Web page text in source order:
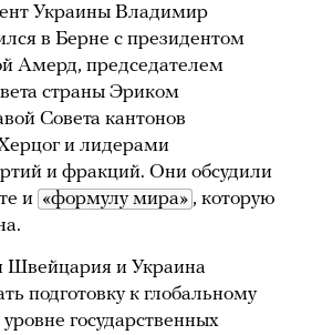
Украины Владимир
в Берне с президентом
Амерд, председателем
страны Эриком
Совета кантонов
и лидерами
и фракций. Они обсудили
и «формулу мира» , которую
Швейцария и Украина
подготовку к глобальному
государственных